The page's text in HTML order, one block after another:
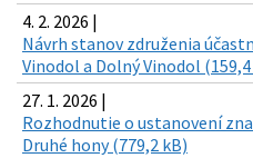
4. 2. 2026 |
Návrh stanov združenia
Vinodol a Dolný Vinodol
27. 1. 2026 |
Rozhodnutie o ustanovení
Druhé hony (779,2 kB)